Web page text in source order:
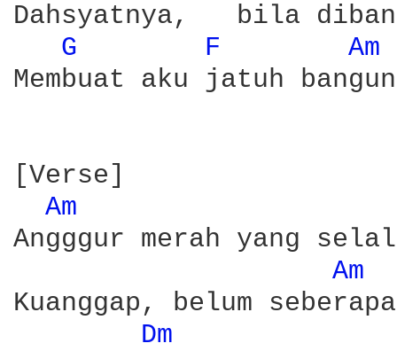
Dahsyatnya,   bila
G
F
Am
Membuat aku jatuh bangun
[Verse]
Am
Angggur merah yang
Am
Kuanggap, belum seberapa
Dm